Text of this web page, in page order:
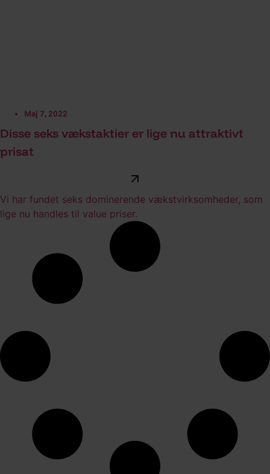
Maj 7, 2022
Disse seks vækstaktier er lige nu attraktivt
prisat
Vi har fundet seks dominerende vækstvirksomheder, som
lige nu handles til value priser.